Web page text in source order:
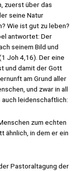
zuerst über das
seine Natur
Wie ist gut zu leben?
antwortet: Der
seinem Bild und
Joh 4,16). Der eine
und damit der Gott
am Grund aller
und zwar in all
auch leidenschaftlich:
zum echten
ähnlich, in dem er ein
Pastoraltagung der